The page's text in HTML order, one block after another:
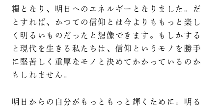
糧となり、明日へのエネルギーとなりました。だ
とすれば、かつての信仰とは今よりももっと楽し
く明るいものだったと想像できます。もしかする
と現代を生きる私たちは、信仰というモノを勝手
に堅苦しく重厚なモノと決めてかかっているのか
もしれません。
明日からの自分がもっともっと輝くために。明る